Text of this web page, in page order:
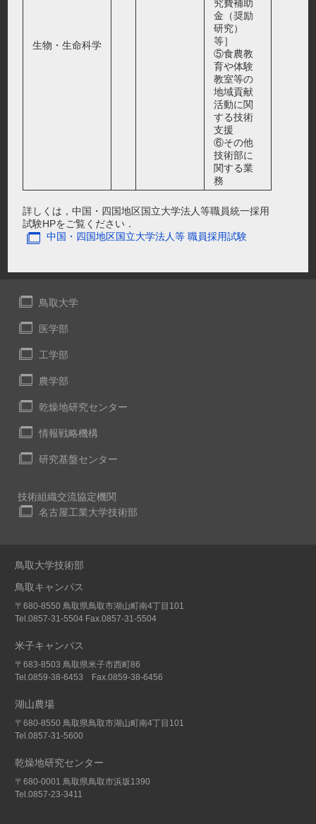
究費補助
金（奨励
研究）
等］
⑤食農教
育や体験
教室等の
地域貢献
活動に関
する技術
支援
⑥その他
技術部に
関する業
務
生物・生命科学
詳しくは，中国・四国地区国立大学法人等職員統一採用
試験HPをご覧ください．
中国・四国地区国立大学法人等 職員採用試験
鳥取大学技術部
鳥取キャンパス
〒680-8550 鳥取県鳥取市湖山町南4丁目101
Tel.0857-31-5504 Fax.0857-31-5504
米子キャンパス
〒683-8503 鳥取県米子市西町86
Tel.0859-38-6453 Fax.0859-38-6456
湖山農場
〒680-8550 鳥取県鳥取市湖山町南4丁目101
Tel.0857-31-5600
乾燥地研究センター
〒680-0001 鳥取県鳥取市浜坂1390
Tel.0857-23-3411
鳥取大学
医学部
工学部
農学部
乾燥地研究センター
情報戦略機構
研究基盤センター
技術組織交流協定機関
名古屋工業大学技術部